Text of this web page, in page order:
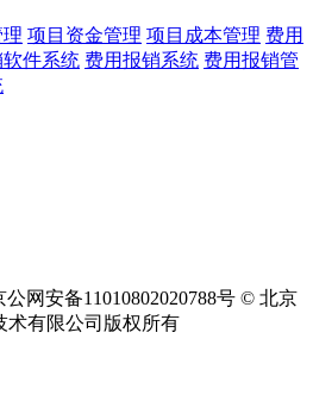
项目资金管理 项目成本管理 费用
件系统 费用报销系统 费用报销管
公网安备11010802020788号 © 北京
术有限公司版权所有